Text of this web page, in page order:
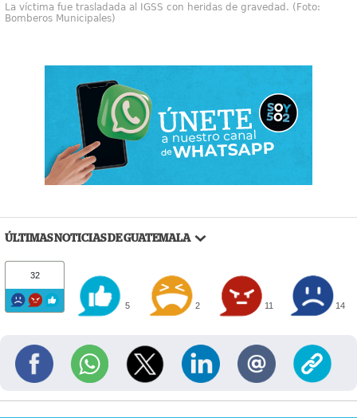
La víctima fue trasladada al IGSS con heridas de gravedad. (Foto:
Bomberos Municipales)
ÚLTIMAS NOTICIAS DE GUATEMALA
32
5 2 11 14